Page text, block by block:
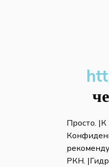
Просто. |К
РКН.